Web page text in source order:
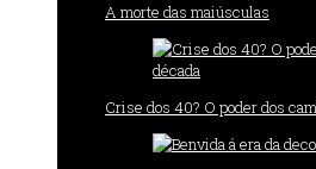
A morte das maiúsculas
Crise dos 40? O poder dos